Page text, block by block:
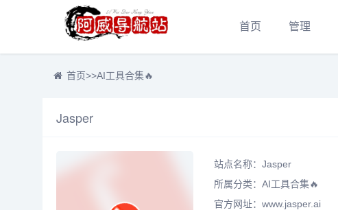
首页 管理
首页>>AI工具合集🔥
Jasper
站点名称：Jasper
所属分类： AI工具合集🔥
官方网址：www.jasper.ai